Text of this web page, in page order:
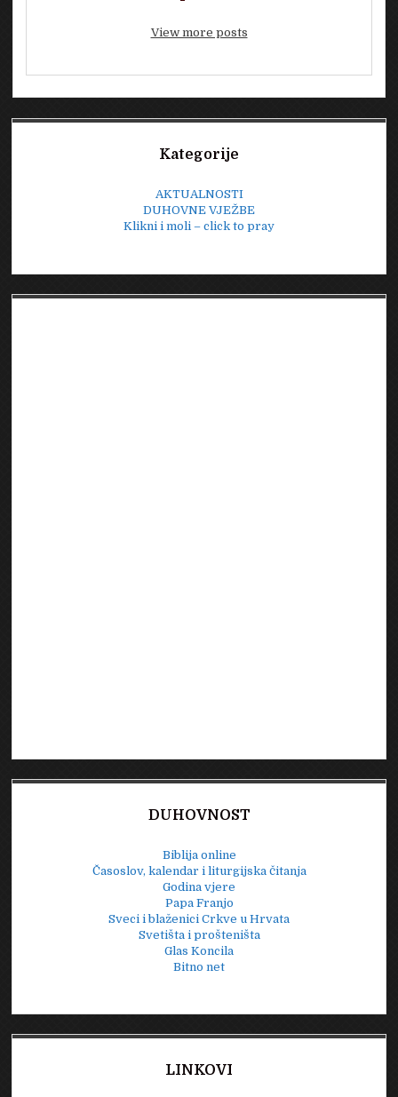
View more posts
Kategorije
AKTUALNOSTI
DUHOVNE VJEŽBE
Klikni i moli – click to pray
DUHOVNOST
Biblija online
Časoslov, kalendar i liturgijska čitanja
Godina vjere
Papa Franjo
Sveci i blaženici Crkve u Hrvata
Svetišta i prošteništa
Glas Koncila
Bitno net
LINKOVI